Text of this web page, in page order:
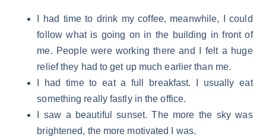
I had time to drink my coffee, meanwhile, I could
follow what is going on in the building in front of
me. People were working there and I felt a huge
relief they had to get up much earlier than me.
I had time to eat a full breakfast. I usually eat
something really fastly in the office.
I saw a beautiful sunset. The more the sky was
brightened, the more motivated I was.